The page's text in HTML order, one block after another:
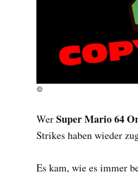
©
WerSuper Mario 64
Strikes haben wieder
Es kam, wie es immer